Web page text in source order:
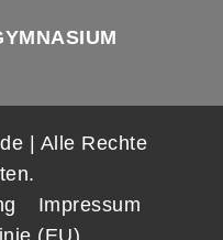
| Alle Rechte
Impressum
(EU)